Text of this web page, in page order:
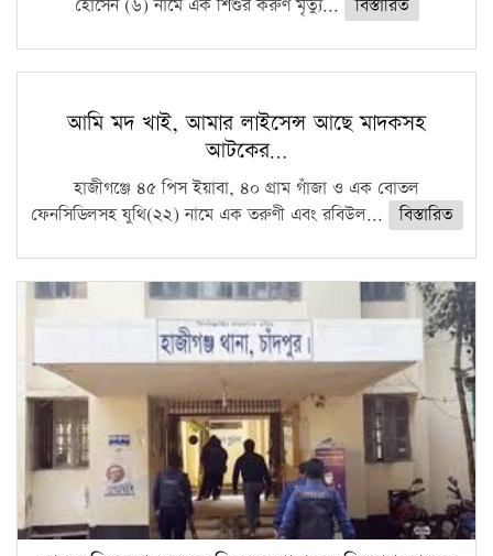
হোসেন (৬) নামে এক শিশুর করুণ মৃত্যু...
বিস্তারিত
আমি মদ খাই, আমার লাইসেন্স আছে মাদকসহ
আটকের…
হাজীগঞ্জে ৪৫ পিস ইয়াবা, ৪০ গ্রাম গাঁজা ও এক বোতল
ফেনসিডিলসহ যুথি(২২) নামে এক তরুণী এবং রবিউল...
বিস্তারিত